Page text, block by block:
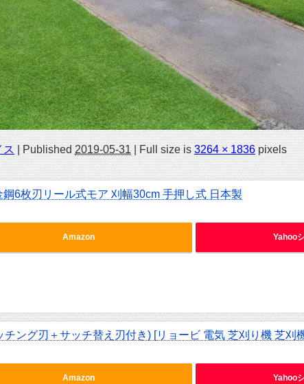
ス Published 2019-05-31 Full size is 3264 × 1836 pixels
6枚刃リール式モア 刈幅30cm 手押し式 日本製
Amazon Yahoo
ング刃＋サッチ替え刃付き) [リョービ 電気 芝刈り機 芝刈
Amazon Yahoo